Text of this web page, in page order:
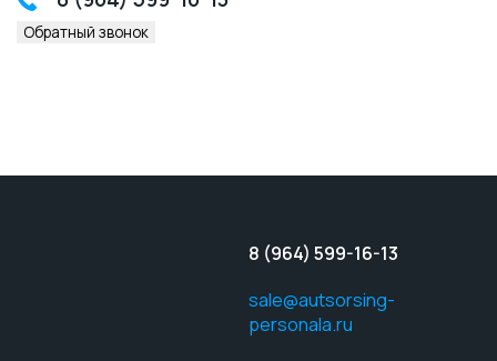
Обратный звонок
8 (964) 599-16-13
sale@autsorsing-
personala.ru